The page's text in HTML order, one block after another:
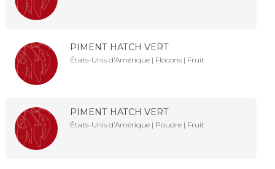
PIMENT HATCH VERT
États-Unis d'Amérique | Flocons | Fruit
PIMENT HATCH VERT
États-Unis d'Amérique | Poudre | Fruit